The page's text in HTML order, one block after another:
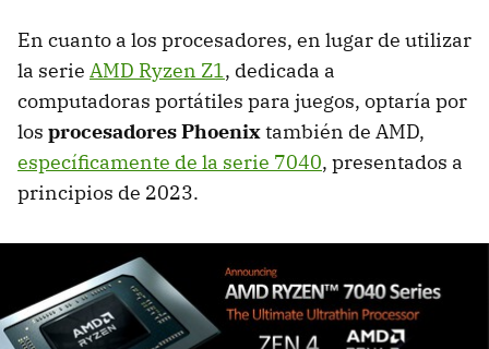
En cuanto a los procesadores, en lugar de utilizar
la serie AMD Ryzen Z1, dedicada a
computadoras portátiles para juegos, optaría por
los procesadores Phoenixtambién de AMD,
específicamente de la serie 7040, presentados a
principios de 2023.